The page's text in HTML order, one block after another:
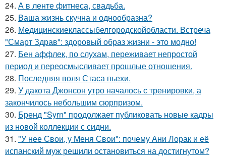
24. А в ленте фитнеса, свадьба.
25. Ваша жизнь скучна и однообразна?
26. Медицинскиеклассыбелгородскойобласти. Встреча
"Смарт Здрав": здоровый образ жизни - это модно!
27. Бен аффлек, по слухам, переживает непростой
период и переосмысливает прошлые отношения.
28. Последняя воля Стаса пьехи.
29. У дакота Джонсон утро началось с тренировки, а
закончилось небольшим сюрпризом.
30. Бренд "Syrn" продолжает публиковать новые кадры
из новой коллекции с сидни.
31. "У нее Свои, у Меня Свои": почему Ани Лорак и её
испанский муж решили остановиться на достигнутом?